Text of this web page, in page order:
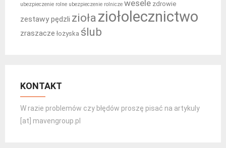
ubezpieczenie rolne ubezpieczenie rolnicze wesele zdrowie
zestawy pędzli zioła ziołolecznictwo
zraszacze łożyska ślub
KONTAKT
W razie problemów czy błędów proszę pisać na artykuly
[at] mavengroup.pl